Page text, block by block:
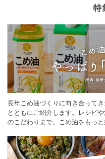
特
長年こめ油づくりに向き合って
とともにご紹介します。レシピ
のこだわりまで。こめ油をもっ